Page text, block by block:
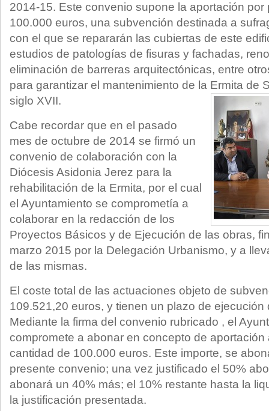
2014-15. Este convenio supone la aportación por
100.000 euros, una subvención destinada a
con el que se repararán las cubiertas de este
estudios de patologías de fisuras y fachadas,
eliminación de barreras arquitectónicas, entre
para garantizar el mantenimiento de la Ermita de
siglo XVII.
Cabe recordar que en el pasado
mes de octubre de 2014 se firmó un
convenio de colaboración con la
Diócesis Asidonia Jerez para la
rehabilitación de la Ermita, por el cual
el Ayuntamiento se comprometía a
colaborar en la redacción de los
Proyectos Básicos y de Ejecución de las obras,
marzo 2015 por la Delegación Urbanismo, y a
de las mismas.
El coste total de las actuaciones objeto de
109.521,20 euros, y tienen un plazo de ejecución
Mediante la firma del convenio rubricado , el
compromete a abonar en concepto de
cantidad de 100.000 euros. Este importe, se
presente convenio; una vez justificado el 50%
abonará un 40% más; el 10% restante hasta la
la justificación presentada.